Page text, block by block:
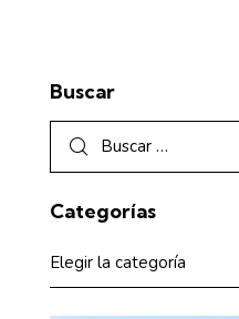
Buscar
Categorías